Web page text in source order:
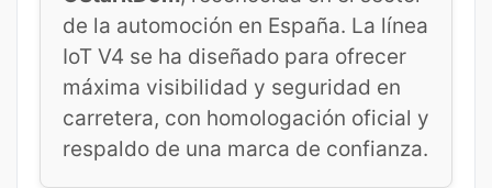
de la automoción en España. La línea
IoT V4 se ha diseñado para ofrecer
máxima visibilidad y seguridad en
carretera, con homologación oficial y
respaldo de una marca de confianza.